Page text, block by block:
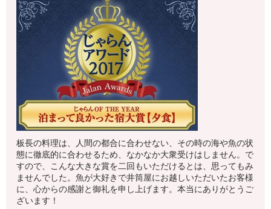
板長の料理は、人間の都合に合わせない、その時の海や魚の状
態に徹底的に合わせるため、なかなか大衆受けはしません。で
すので、こんな大きな賞を二回もいただけるとは、思ってもみ
ませんでした。魚が大好きで井筒屋にお越しいただいたお客様
に、心からの感謝と御礼を申し上げます。本当にありがとうご
ざいます！